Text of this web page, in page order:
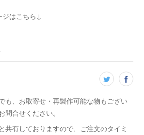
ジはこちら↓
も、お取寄せ・再製作可能な物もござい
問合せください。
共有しておりますので、ご注文のタイミ